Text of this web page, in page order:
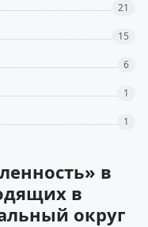
21
15
6
1
1
в
в
округ